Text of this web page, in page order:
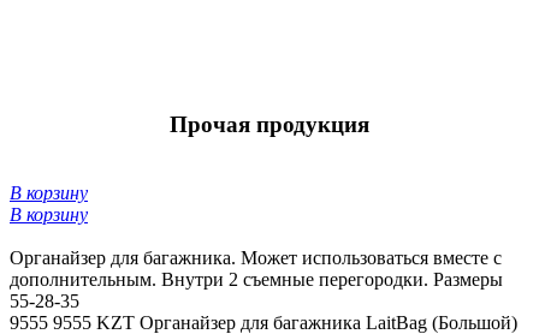
Прочая продукция
В корзину
В корзину
Органайзер для багажника. Может использоваться вместе с
дополнительным. Внутри 2 съемные перегородки. Размеры
55-28-35
9555 9555 KZT Органайзер для багажника LaitBag (Большой)